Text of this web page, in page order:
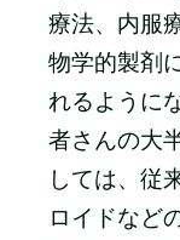
療法、内服
物学的製剤
れるように
者さんの大
しては、従
ロイドなど